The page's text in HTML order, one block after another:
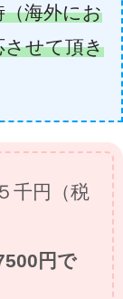
（海外にお
させて頂き
千円（税
円 で